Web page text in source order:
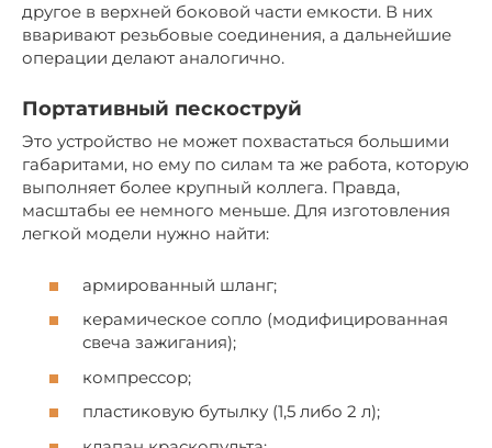
другое в верхней боковой части емкости. В них
вваривают резьбовые соединения, а дальнейшие
операции делают аналогично.
Портативный пескоструй
Это устройство не может похвастаться большими
габаритами, но ему по силам та же работа, которую
выполняет более крупный коллега. Правда,
масштабы ее немного меньше. Для изготовления
легкой модели нужно найти:
армированный шланг;
керамическое сопло (модифицированная
свеча зажигания);
компрессор;
пластиковую бутылку (1,5 либо 2 л);